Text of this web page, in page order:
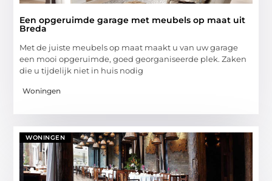
Een opgeruimde garage met meubels op maat uit
Breda
Met de juiste meubels op maat maakt u van uw garage
een mooi opgeruimde, goed georganiseerde plek. Zaken
die u tijdelijk niet in huis nodig
Woningen
WONINGEN